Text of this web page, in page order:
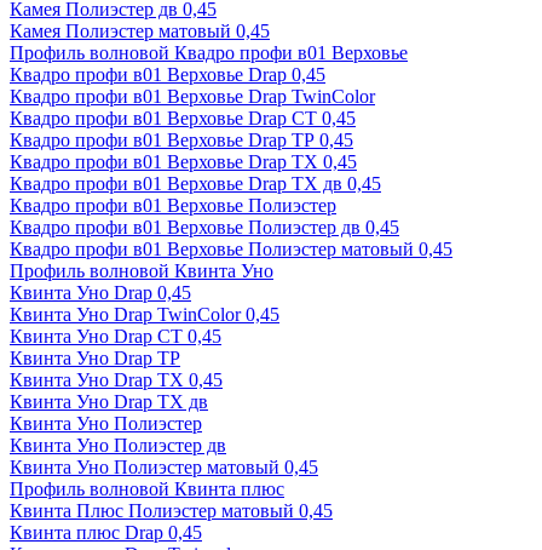
Камея Полиэстер дв 0,45
Камея Полиэстер матовый 0,45
Профиль волновой Квадро профи в01 Верховье
Квадро профи в01 Верховье Drap 0,45
Квадро профи в01 Верховье Drap TwinColor
Квадро профи в01 Верховье Drap СТ 0,45
Квадро профи в01 Верховье Drap ТР 0,45
Квадро профи в01 Верховье Drap ТХ 0,45
Квадро профи в01 Верховье Drap ТХ дв 0,45
Квадро профи в01 Верховье Полиэстер
Квадро профи в01 Верховье Полиэстер дв 0,45
Квадро профи в01 Верховье Полиэстер матовый 0,45
Профиль волновой Квинта Уно
Квинта Уно Drap 0,45
Квинта Уно Drap TwinColor 0,45
Квинта Уно Drap СТ 0,45
Квинта Уно Drap ТР
Квинта Уно Drap ТХ 0,45
Квинта Уно Drap ТХ дв
Квинта Уно Полиэстер
Квинта Уно Полиэстер дв
Квинта Уно Полиэстер матовый 0,45
Профиль волновой Квинта плюс
Квинта Плюс Полиэстер матовый 0,45
Квинта плюс Drap 0,45